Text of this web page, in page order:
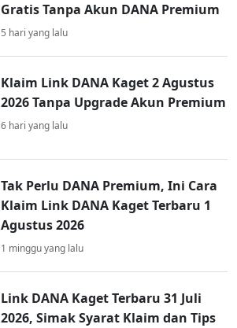
Gratis Tanpa Akun DANA Premium
5 hari yang lalu
Klaim Link DANA Kaget 2 Agustus
2026 Tanpa Upgrade Akun Premium
6 hari yang lalu
Tak Perlu DANA Premium, Ini Cara
Klaim Link DANA Kaget Terbaru 1
Agustus 2026
1 minggu yang lalu
Link DANA Kaget Terbaru 31 Juli
2026, Simak Syarat Klaim dan Tips